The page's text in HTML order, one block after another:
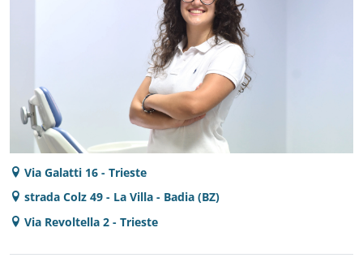
Via Galatti 16 - Trieste
strada Colz 49 - La Villa - Badia (BZ)
Via Revoltella 2 - Trieste